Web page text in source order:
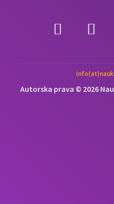
Autorska prava © 2026